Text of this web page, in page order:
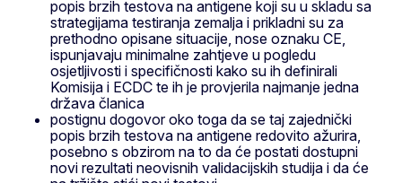
popis brzih testova na antigene koji su u skladu sa
strategijama testiranja zemalja i prikladni su za
prethodno opisane situacije, nose oznaku CE,
ispunjavaju minimalne zahtjeve u pogledu
osjetljivosti i specifičnosti kako su ih definirali
Komisija i ECDC te ih je provjerila najmanje jedna
država članica
postignu dogovor oko toga da se taj zajednički
popis brzih testova na antigene redovito ažurira,
posebno s obzirom na to da će postati dostupni
novi rezultati neovisnih validacijskih studija i da će